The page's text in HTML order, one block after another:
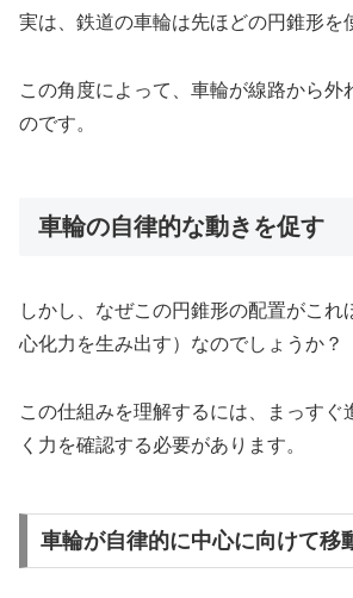
実は、鉄道の車輪は先ほどの円錐形を
この角度によって、車輪が線路から外
のです。
車輪の自律的な動きを促す
しかし、なぜこの円錐形の配置がこれ
心化力を生み出す）なのでしょうか？
この仕組みを理解するには、まっすぐ
く力を確認する必要があります。
車輪が自律的に中心に向けて移